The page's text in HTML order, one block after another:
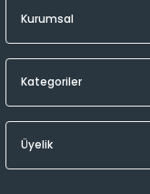
Kurumsal
Kategoriler
Üyelik